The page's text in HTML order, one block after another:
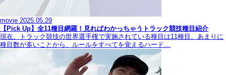
movie 2025.05.29
【Pick Up】全11種目網羅！見ればわかっちゃうトラック競技種目紹介
現在、トラック競技の世界選手権で実施されている種目は11種目。あまりに
種目数が多いことから、ルールをすべてを覚えるハード…